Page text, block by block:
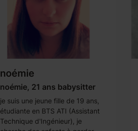
noémie
noémie, 21 ans babysitter
je suis une jeune fille de 19 ans,
étudiante en BTS ATI (Assistant
Technique d'Ingénieur), je